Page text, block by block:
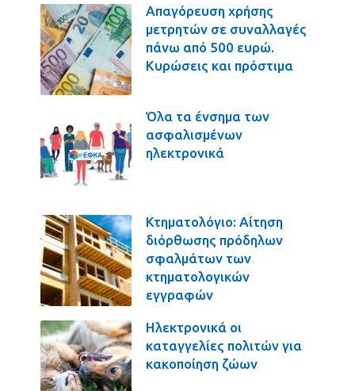
Απαγόρευση χρήσης
μετρητών σε συναλλαγές
πάνω από 500 ευρώ.
Κυρώσεις και πρόστιμα
Όλα τα ένσημα των
ασφαλισμένων
ηλεκτρονικά
Κτηματολόγιο: Αίτηση
διόρθωσης πρόδηλων
σφαλμάτων των
κτηματολογικών
εγγραφών
Ηλεκτρονικά οι
καταγγελίες πολιτών για
κακοποίηση ζώων